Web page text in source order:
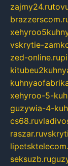
zajmy24.ru
vskrytie-
zed-online.ru
xehyroo-5-
guzywia-4-
cs68.ru
raszar.ru
seksuzb.ru